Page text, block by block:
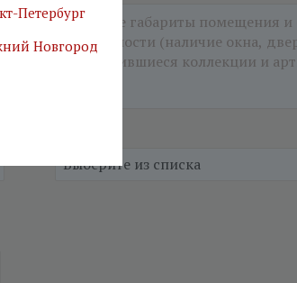
Петербург
Новгород